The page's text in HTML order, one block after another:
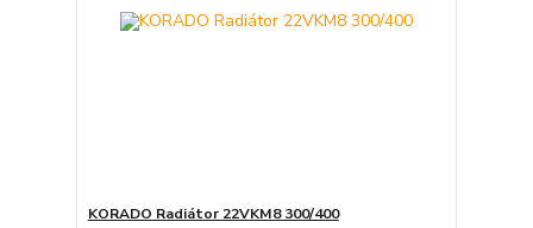
KORADO Radiátor 22VKM8 300/400